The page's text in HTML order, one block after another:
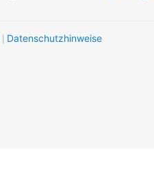
Datenschutzhinweise